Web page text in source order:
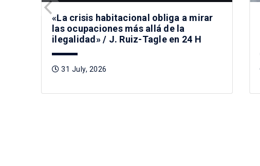
«La crisis habitacional obliga a mirar
las ocupaciones más allá de la
ilegalidad» / J. Ruiz-Tagle en 24 H
31 July, 2026